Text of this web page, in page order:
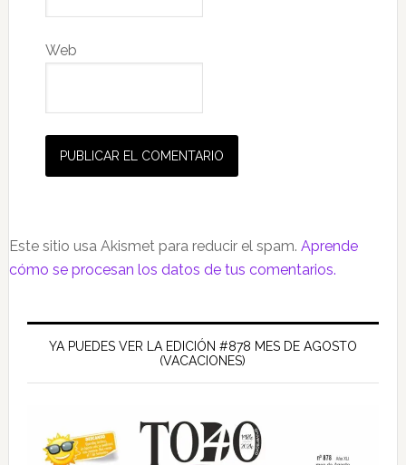
Web
Este sitio usa Akismet para reducir el spam. Aprende
cómo se procesan los datos de tus comentarios.
Barra
lateral
principal
YA PUEDES VER LA EDICIÓN #878 MES DE AGOSTO
(VACACIONES)